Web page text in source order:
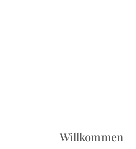
Willkommen